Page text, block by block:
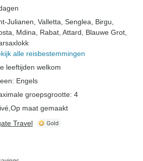
Julianen , Valletta , Senglea , Birgu
, Mdina , Rabat , Attard , Blauwe Grot
alle reisbestemmingen
leeftijden welkom
Engels
groepsgrootte: 4
Op maat gemaakt
Travel